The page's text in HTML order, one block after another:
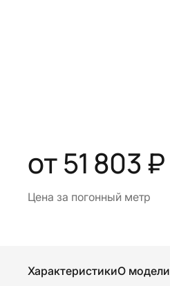
от 51 803 ₽
Цена за погонный метр
ХарактеристикиО модели